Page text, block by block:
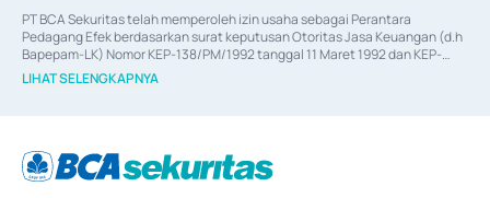
PT BCA Sekuritas telah memperoleh izin usaha sebagai Perantara
Pedagang Efek berdasarkan surat keputusan Otoritas Jasa Keuangan (d.h
Bapepam-LK) Nomor KEP-138/PM/1992 tanggal 11 Maret 1992 dan KEP-
06/D.04/2014 tanggal 28 Februari 2014, izin usaha sebagai Penjamin Emisi
Efek berdasarkan surat keputusan Otoritas Jasa Keuangan Nomor KEP-
berdasarkan surat keputusan Otoritas Jasa Keuangan Nomor S-
67/PM.21/2017 tanggal 3 Februari 2017, dan beberapa izin usaha lainnya
LIHAT SELENGKAPNYA